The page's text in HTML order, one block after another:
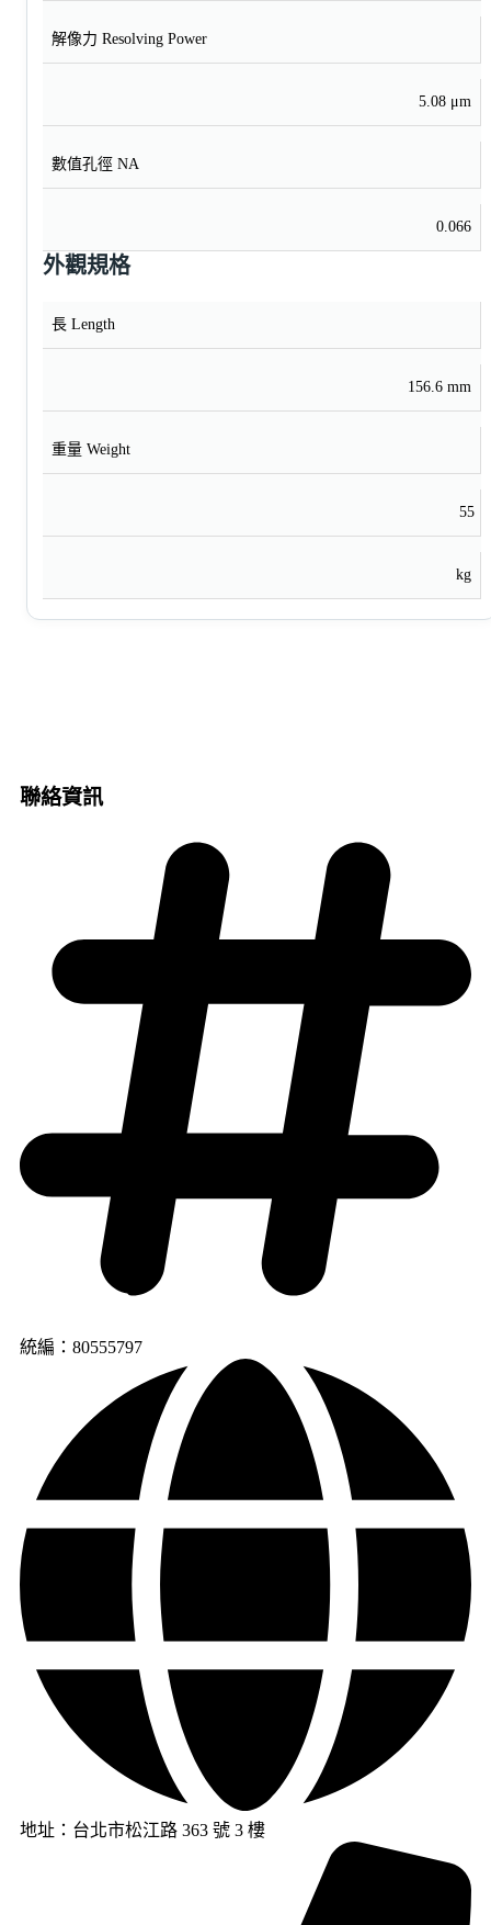
解像力 Resolving Power
5.08 μm
數值孔徑 NA
0.066
外觀規格
長 Length
156.6 mm
重量 Weight
55
kg
聯絡資訊
統編：80555797
地址：台北市松江路 363 號 3 樓